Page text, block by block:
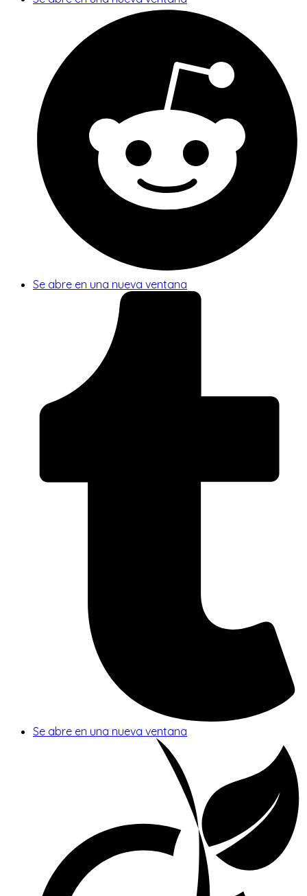
Se abre en una nueva ventana
Se abre en una nueva ventana